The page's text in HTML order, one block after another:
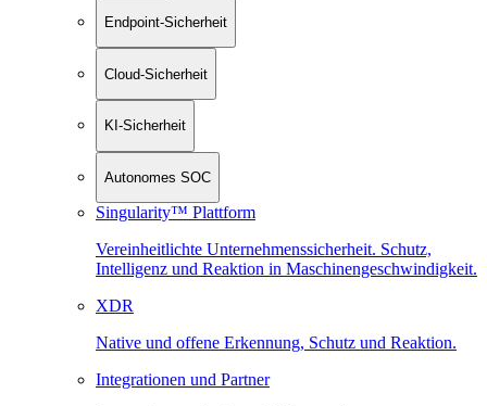
Endpoint-Sicherheit
Cloud-Sicherheit
KI-Sicherheit
Autonomes SOC
Singularity™ Plattform
Vereinheitlichte Unternehmenssicherheit. Schutz,
Intelligenz und Reaktion in Maschinen­geschwindigkeit.
XDR
Native und offene Erkennung, Schutz und Reaktion.
Integrationen und Partner